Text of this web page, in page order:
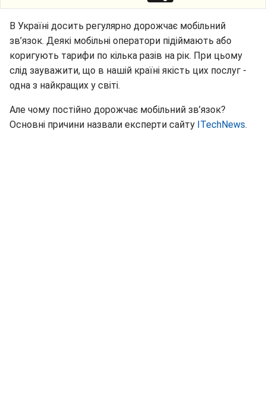
В Україні досить регулярно дорожчає мобільний
зв’язок. Деякі мобільні оператори підіймають або
коригують тарифи по кілька разів на рік. При цьому
слід зауважити, що в нашій країні якість цих послуг -
одна з найкращих у світі.
Але чому постійно дорожчає мобільний зв’язок?
Основні причини назвали експерти сайту ITechNews.